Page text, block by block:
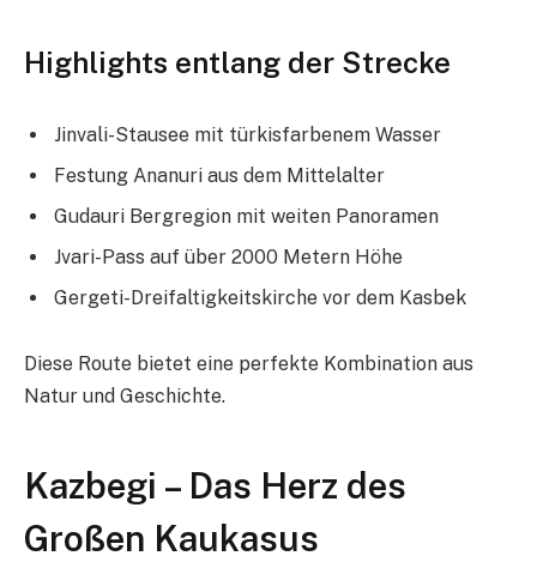
Highlights entlang der Strecke
Jinvali-Stausee mit türkisfarbenem Wasser
Festung Ananuri aus dem Mittelalter
Gudauri Bergregion mit weiten Panoramen
Jvari-Pass auf über 2000 Metern Höhe
Gergeti-Dreifaltigkeitskirche vor dem Kasbek
Diese Route bietet eine perfekte Kombination aus
Natur und Geschichte.
Kazbegi – Das Herz des
Großen Kaukasus